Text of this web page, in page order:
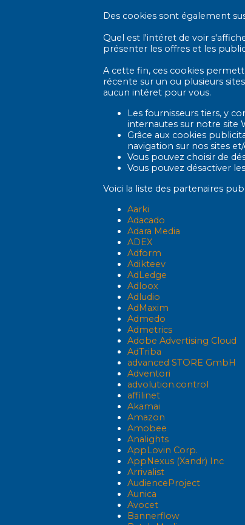
Des cookies sont également
Quel est l'intéret de voir
présenter les offres et les
A cette fin, ces cookies
récente sur un ou plusieurs
aucun intéret pour vous.
Les fournisseurs tiers, y
internautes sur notre site
Grâce aux cookies
navigation sur nos sites
Vous pouvez choisir de
Vous pouvez désactiver
Voici la liste des partenaires
Aarki
Adacado
Adara Media
ADEX
Adform
Adikteev
AdLedge
Adloox
Adludio
AdMaxim
Admedo
Admetrics
Adobe Advertising Cloud
AdTriba
advanced STORE GmbH
Adventori
advolution.control
affilinet
Akamai
Amazon
Amobee
Analights
AppLovin Corp.
AppNexus (Xandr) Inc
Arrivalist
AudienceProject
Aunica
Avocet
Bannerflow